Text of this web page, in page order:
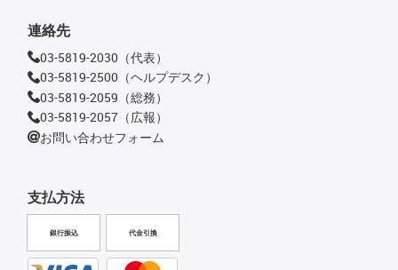
支払方法
銀行振込 代金引換
連絡先
03-5819-2030（代表）
03-5819-2500（ヘルプデスク）
03-5819-2059（総務）
03-5819-2057（広報）
お問い合わせフォーム